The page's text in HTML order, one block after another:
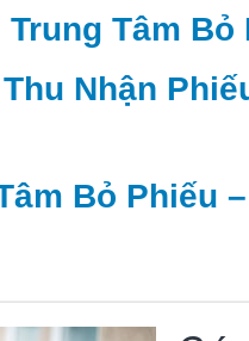
Tâm Bỏ
Nhận
Bỏ Phiếu